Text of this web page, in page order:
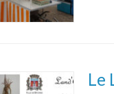
Le